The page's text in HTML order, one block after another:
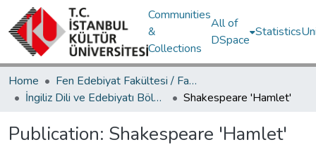
Communities
&
Collections
All of
DSpace
Statistics
Home
Fen Edebiyat Fakültesi / Faculty of Letters and Sciences
İngiliz Dili ve Edebiyatı Bölümü / Department of English Language and Literature
Shakespeare 'Hamlet'
Publication: Shakespeare 'Hamlet'